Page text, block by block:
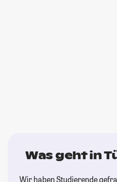
Was geht in
Wir haben Studierende